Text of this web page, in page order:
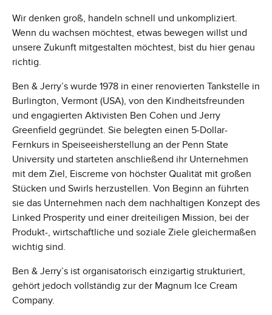
Wir denken groß, handeln schnell und unkompliziert.
Wenn du wachsen möchtest, etwas bewegen willst und
unsere Zukunft mitgestalten möchtest, bist du hier genau
richtig.
Ben & Jerry’s wurde 1978 in einer renovierten Tankstelle in
Burlington, Vermont (USA), von den Kindheitsfreunden
und engagierten Aktivisten Ben Cohen und Jerry
Greenfield gegründet. Sie belegten einen 5‑Dollar-
Fernkurs in Speiseeisherstellung an der Penn State
University und starteten anschließend ihr Unternehmen
mit dem Ziel, Eiscreme von höchster Qualität mit großen
Stücken und Swirls herzustellen. Von Beginn an führten
sie das Unternehmen nach dem nachhaltigen Konzept des
Linked Prosperity und einer dreiteiligen Mission, bei der
Produkt-, wirtschaftliche und soziale Ziele gleichermaßen
wichtig sind.
Ben & Jerry’s ist organisatorisch einzigartig strukturiert,
gehört jedoch vollständig zur der Magnum Ice Cream
Company.